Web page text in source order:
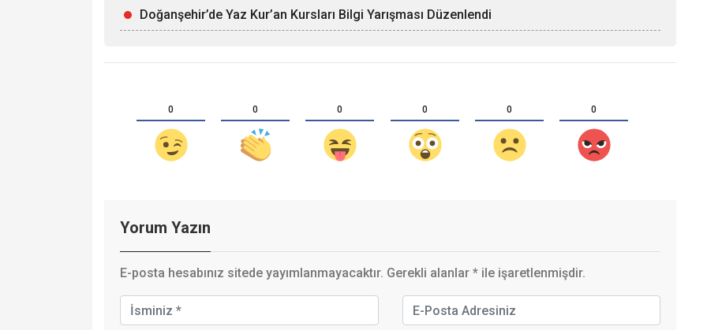
Doğanşehir’de Yaz Kur’an Kursları Bilgi Yarışması Düzenlendi
0 0 0 0 0 0
Yorum Yazın
E-posta hesabınız sitede yayımlanmayacaktır. Gerekli alanlar * ile işaretlenmişdir.